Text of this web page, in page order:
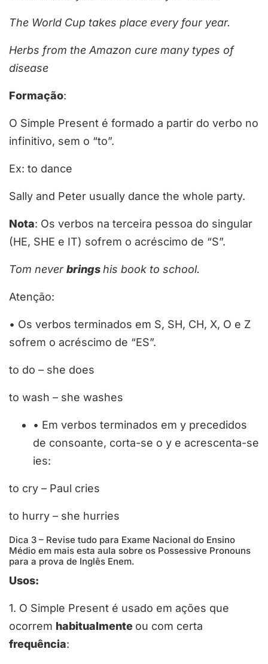
The World Cup takes place every four year.
Herbs from the Amazon cure many types of
disease
Formação:
O Simple Present é formado a partir do verbo no
infinitivo, sem o “to”.
Ex: to dance
Sally and Peter usually dance the whole party.
Nota: Os verbos na terceira pessoa do singular
(HE, SHE e IT) sofrem o acréscimo de “S”.
Tom neverbringshis book to school.
Atenção:
• Os verbos terminados em S, SH, CH, X, O e Z
sofrem o acréscimo de “ES”.
to do – she does
to wash – she washes
• Em verbos terminados em y precedidos
de consoante, corta-se o y e acrescenta-se
ies:
to cry – Paul cries
to hurry – she hurries
Dica 3 – Revise tudo para Exame Nacional do Ensino
Médio em mais esta aula sobre os Possessive Pronouns
para a prova de Inglês Enem.
Usos:
1. O Simple Present é usado em ações que
ocorrem habitualmente ou com certa
frequência: